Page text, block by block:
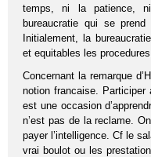
temps, ni la patience,
bureaucratie qui se
Initialement, la
et equitables les
Concernant la remarque
notion francaise. Participer
est une occasion
n’est pas de la reclame.
payer l’intelligence. Cf le
vrai boulot ou les